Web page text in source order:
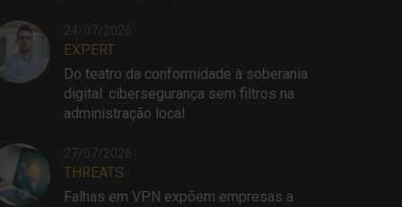
24/07/2026
EXPERT
Do teatro da conformidade à soberania
digital: cibersegurança sem filtros na
administração local
27/07/2026
THREATS
Falhas em VPN expõem empresas a